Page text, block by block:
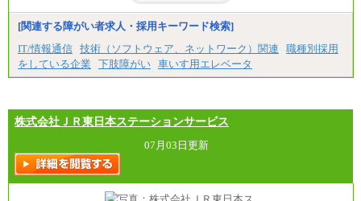
[関連する障がい者求人・採用キーワード検索]
IT/情報通信 技術（ソフトウェア、ネットワーク）関連
職種別採用
をしている企業
下肢障がい 車いす用エレベータ
株式会社ＪＲ東日本ステーションサービス
07月03日更新